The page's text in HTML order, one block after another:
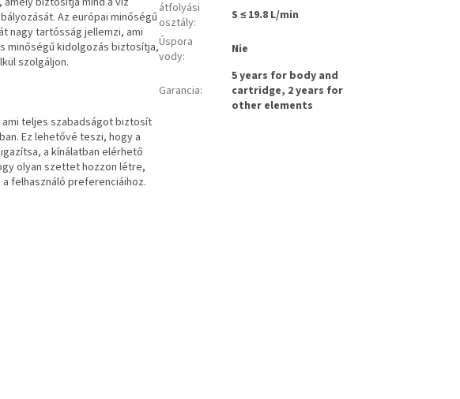
Az európai minőségű
nagy tartósság jellemzi, ami
minőségű kidolgozás biztosítja,
szolgáljon.
teljes szabadságot biztosít
Ez lehetővé teszi, hogy a
a kínálatban elérhető
olyan szettet hozzon létre,
felhasználó preferenciáihoz.
átfolyási
osztály:
S ≤ 19.8 L/min
Úspora
vody: Nie
Garancia:
5 years for body and
cartridge, 2 years for
other elements